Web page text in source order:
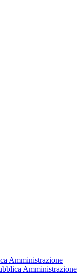
Amministrazione
Amministrazione